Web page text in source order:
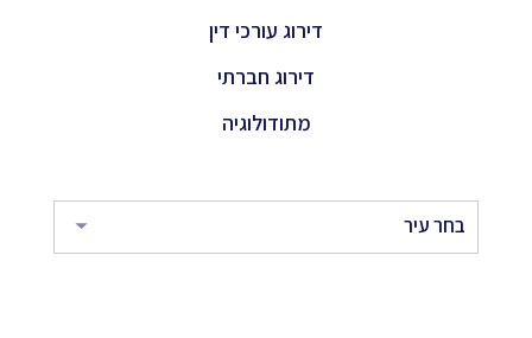
דירוג עורכי דין
דירוג חברתי
מתודולוגיה